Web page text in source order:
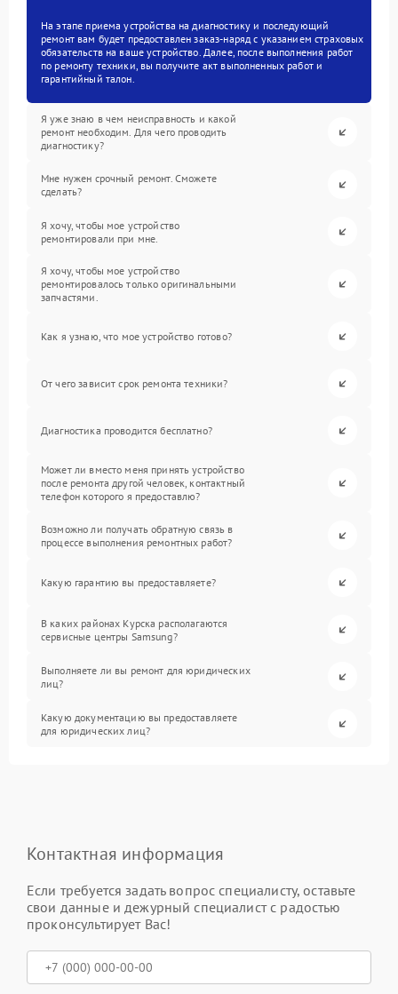
На этапе приема устройства на диагностику и последующий
ремонт вам будет предоставлен заказ-наряд с указанием страховых
обязательств на ваше устройство. Далее, после выполнения работ
по ремонту техники, вы получите акт выполненных работ и
гарантийный талон.
Я уже знаю в чем неисправность и какой
ремонт необходим. Для чего проводить
диагностику?
Мне нужен срочный ремонт. Сможете
сделать?
Я хочу, чтобы мое устройство
ремонтировали при мне.
Я хочу, чтобы мое устройство
ремонтировалось только оригинальными
запчастями.
Как я узнаю, что мое устройство готово?
От чего зависит срок ремонта техники?
Диагностика проводится бесплатно?
Может ли вместо меня принять устройство
после ремонта другой человек, контактный
телефон которого я предоставлю?
Возможно ли получать обратную связь в
процессе выполнения ремонтных работ?
Какую гарантию вы предоставляете?
В каких районах Курска располагаются
сервисные центры Samsung?
Выполняете ли вы ремонт для юридических
лиц?
Какую документацию вы предоставляете
для юридических лиц?
Контактная информация
Если требуется задать вопрос специалисту, оставьте
свои данные и дежурный специалист с радостью
проконсультирует Вас!